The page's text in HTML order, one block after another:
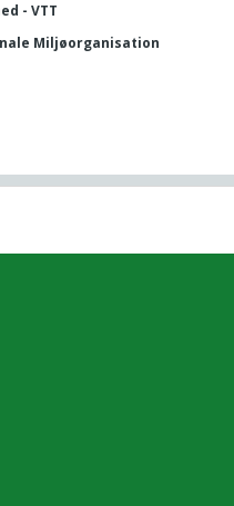
- VTT
Miljøorganisation